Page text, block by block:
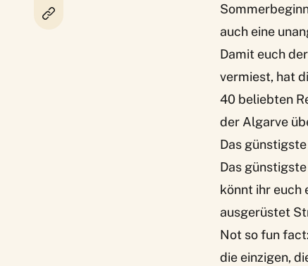
auch eine
Damit euch
vermiest, hat
40 beliebten
der Algarve
Das
Das
könnt ihr euch
ausgerüstet
Not so fun
die einzigen,